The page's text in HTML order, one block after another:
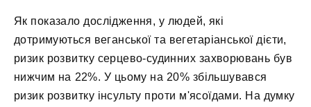
Як показало дослідження, у людей, які
дотримуються веганської та вегетаріанської дієти,
ризик розвитку серцево-судинних захворювань був
нижчим на 22%. У цьому на 20% збільшувався
ризик розвитку інсульту проти м'ясоїдами. На думку